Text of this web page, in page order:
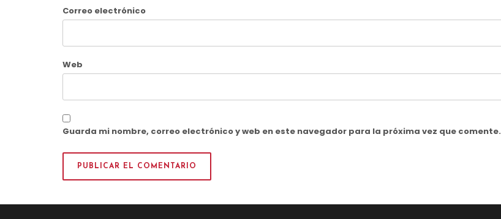
Correo electrónico
Web
Guarda mi nombre, correo electrónico y web en este navegador para la próxima vez que comente.